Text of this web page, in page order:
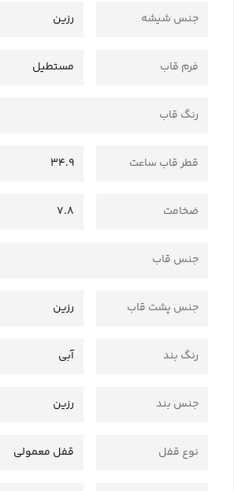
جنس شیشه رزین
فرم قاب مستطیل
رنگ قاب
قطر قاب ساعت 34.9
ضخامت 7.8
جنس قاب
جنس پشت قاب رزین
رنگ بند آبی
جنس بند رزین
نوع قفل قفل معمولی